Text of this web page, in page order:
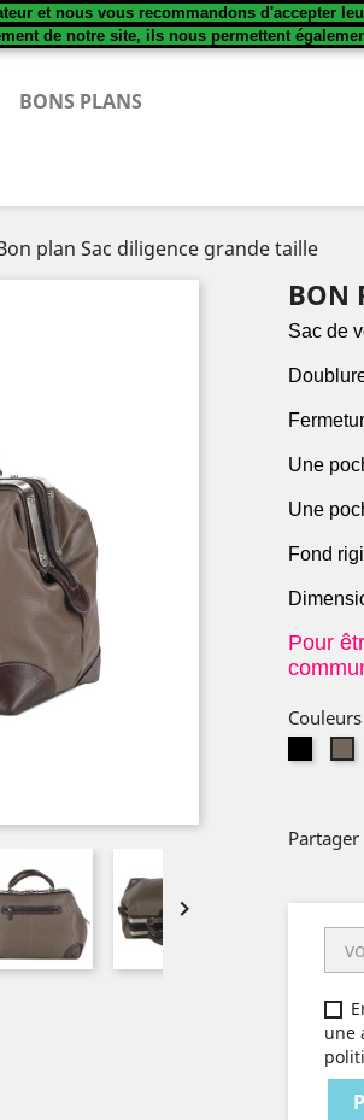
BONS PLANS
plan Sac diligence grande taille

BON
Sac de
Une
Une
Fond
Pour
Couleurs
Partager
une
et nous vous recommandons d'accepter
de notre site, ils nous permettent